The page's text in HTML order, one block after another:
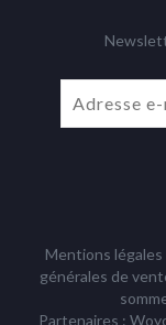
Mentions légales
générales de
Partenaires :